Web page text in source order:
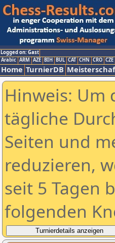
Logged on: Gast
Arabic ARM AZE BIH BUL CAT CHN CRO CZE
Home TurnierDB
Hinweis: Um
tägliche
Seiten und
reduzieren,
seit 5 Tagen
folgenden